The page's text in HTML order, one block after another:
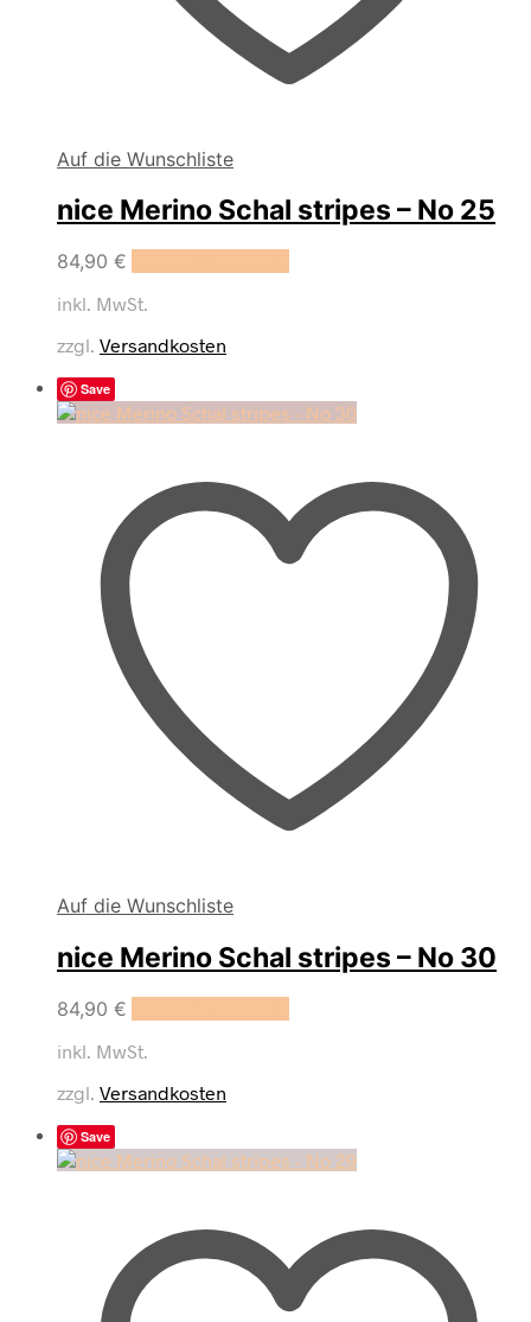
Auf die Wunschliste
nice Merino Schal stripes – No 25
84,90 €
inkl. MwSt.
zzgl. Versandkosten
Save
Auf die Wunschliste
nice Merino Schal stripes – No 30
84,90 €
inkl. MwSt.
zzgl. Versandkosten
Save